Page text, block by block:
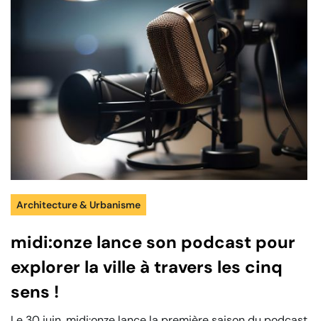
Architecture & Urbanisme
midi:onze lance son podcast pour
explorer la ville à travers les cinq
sens !